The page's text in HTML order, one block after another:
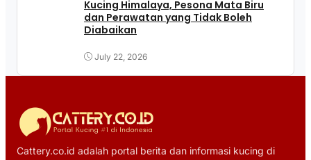
Kucing Himalaya, Pesona Mata Biru
dan Perawatan yang Tidak Boleh
Diabaikan
July 22, 2026
Cattery.co.id adalah portal berita dan informasi kucing di